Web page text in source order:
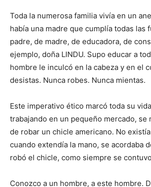
Toda la numerosa familia vivía en un
había una madre que cumplía todas las
padre, de madre, de educadora, de
ejemplo, doña LINDU. Supo educar a
hombre le inculcó en la cabeza y en el
desistas. Nunca robes. Nunca mientas.
Este imperativo ético marcó toda su
trabajando en un pequeño mercado, se
de robar un chicle americano. No
cuando extendía la mano, se acordaba
robó el chicle, como siempre se
Conozco a un hombre, a este hombre.